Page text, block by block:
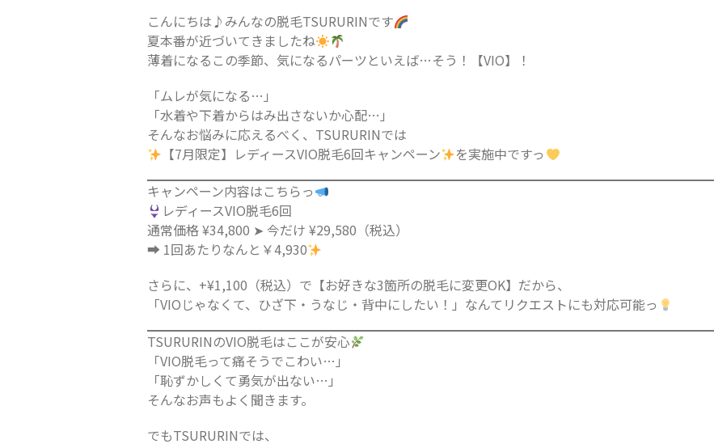
こんにちは♪みんなの脱毛TSURURINです
夏本番が近づいてきましたね
薄着になるこの季節、気になるパーツといえば…そう！【VIO】！
「ムレが気になる…」
「水着や下着からはみ出さないか心配…」
そんなお悩みに応えるべく、TSURURINでは
【7月限定】レディースVIO脱毛6回キャンペーン
を実施中ですっ
キャンペーン内容はこちらっ
レディースVIO脱毛6回
通常価格 ¥34,800 ➤ 今だけ ¥29,580（税込）
➡ 1回あたりなんと￥4,930
さらに、+¥1,100（税込）で【お好きな3箇所の脱毛に変更OK】だから、
「VIOじゃなくて、ひざ下・うなじ・背中にしたい！」なんてリクエストにも対応可能っ
TSURURINのVIO脱毛はここが安心
「VIO脱毛って痛そうでこわい…」
「恥ずかしくて勇気が出ない…」
そんなお声もよく聞きます。
でもTSURURINでは、